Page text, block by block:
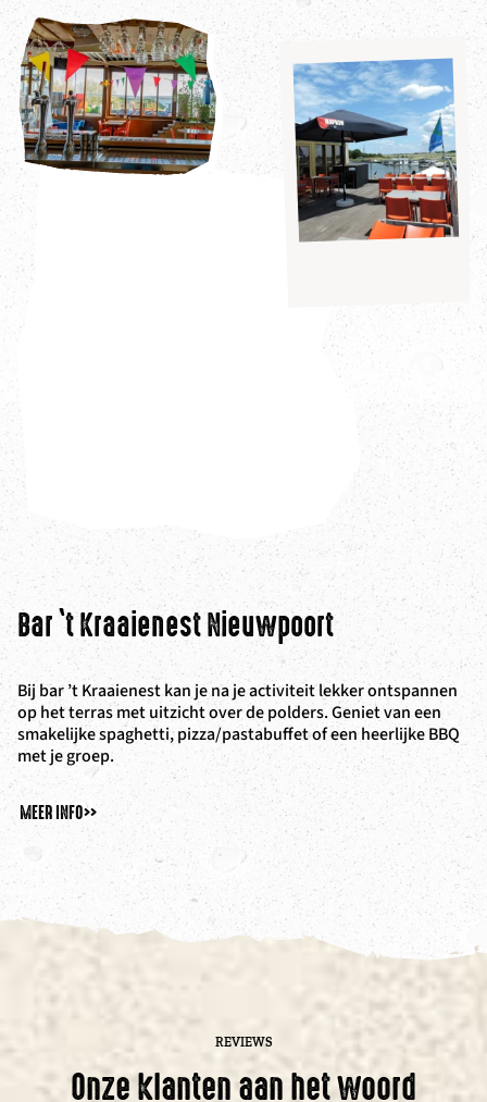
Bar ‘t Kraaienest Nieuwpoort
Bij bar ’t Kraaienest kan je na je activiteit lekker ontspannen
op het terras met uitzicht over de polders. Geniet van een
smakelijke spaghetti, pizza/pastabuffet of een heerlijke BBQ
met je groep.
MEER INFO>>
REVIEWS
Onze klanten aan het woord